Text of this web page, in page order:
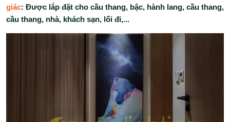
giác: Được lắp đặt cho cầu thang, bậc, hành lang, cầu thang,
cầu thang, nhà, khách sạn, lối đi,...